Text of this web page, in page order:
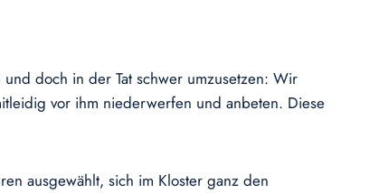
doch in der Tat schwer umzusetzen: Wir
vor ihm niederwerfen und anbeten. Diese
ausgewählt, sich im Kloster ganz den